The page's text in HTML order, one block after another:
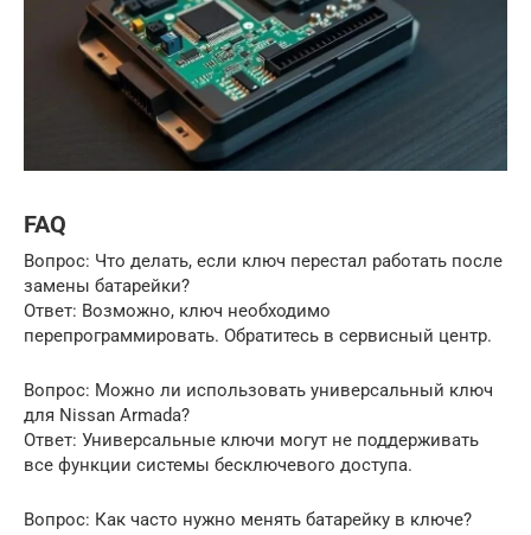
FAQ
Вопрос: Что делать, если ключ перестал работать после
замены батарейки?
Ответ: Возможно, ключ необходимо
перепрограммировать. Обратитесь в сервисный центр.
Вопрос: Можно ли использовать универсальный ключ
для Nissan Armada?
Ответ: Универсальные ключи могут не поддерживать
все функции системы бесключевого доступа.
Вопрос: Как часто нужно менять батарейку в ключе?